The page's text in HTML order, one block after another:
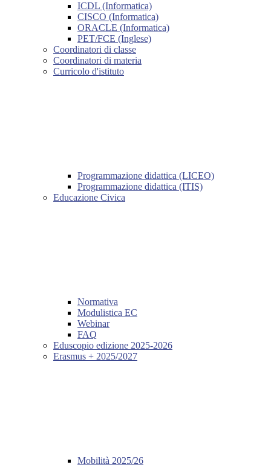
ICDL (Informatica)
CISCO (Informatica)
ORACLE (Informatica)
PET/FCE (Inglese)
Coordinatori di classe
Coordinatori di materia
Curricolo d'istituto
Programmazione didattica (LICEO)
Programmazione didattica (ITIS)
Educazione Civica
Normativa
Modulistica EC
Webinar
FAQ
Eduscopio edizione 2025-2026
Erasmus + 2025/2027
Mobilità 2025/26